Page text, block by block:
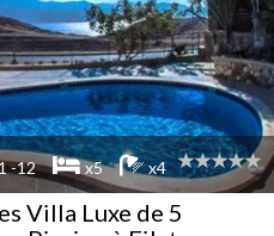
-12 x5 x4
Villa Luxe de 5